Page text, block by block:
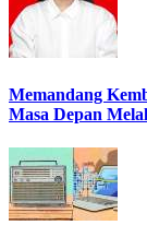
Memandang
Masa Depan